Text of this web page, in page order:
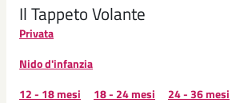
Il Tappeto Volante
Privata
Nido d'infanzia
12 - 18 mesi
18 - 24 mesi 24 - 36 mesi